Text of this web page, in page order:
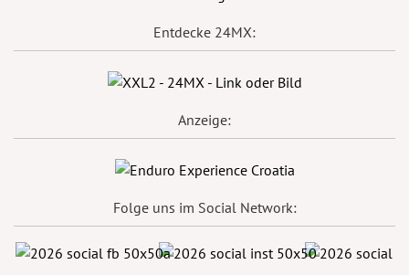
Entdecke 24MX:
Anzeige:
Folge uns im Social Network: